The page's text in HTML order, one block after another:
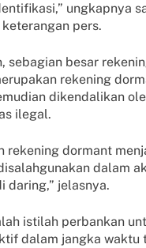
ungkapnya
pers.
sebagian besar
rekening
dikendalikan
ilegal.
rekening dormant
dalam
daring,” jelasnya.
istilah perbankan
dalam jangka waktu